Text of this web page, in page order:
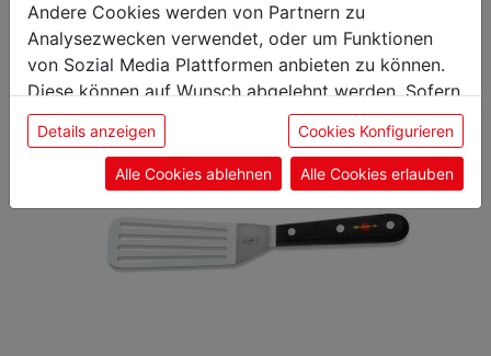
Schälmesser
Andere Cookies werden von Partnern zu
Analysezwecken verwendet, oder um Funktionen
von Sozial Media Plattformen anbieten zu können.
Diese können auf Wunsch abgelehnt werden. Sofern
sie unsere Webseite weiter nutzen, geben Sie
Einwilligung zu unseren Cookies.
Details anzeigen Cookies Konfigurieren
Alle Cookies ablehnen Alle Cookies erlauben